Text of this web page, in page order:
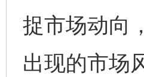
捉市场动向
出现的市场